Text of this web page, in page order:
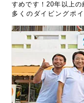
すめです！20年以上
多くのダイビングポ
ビングツアーのJー